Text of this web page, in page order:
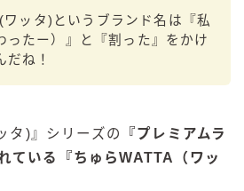
ワッタ)というブランド名は『私
ったー）』と『割った』をかけ
だね！
タ)』シリーズの
『プレミアムラ
ている
『ちゅらWATTA
（ワッ